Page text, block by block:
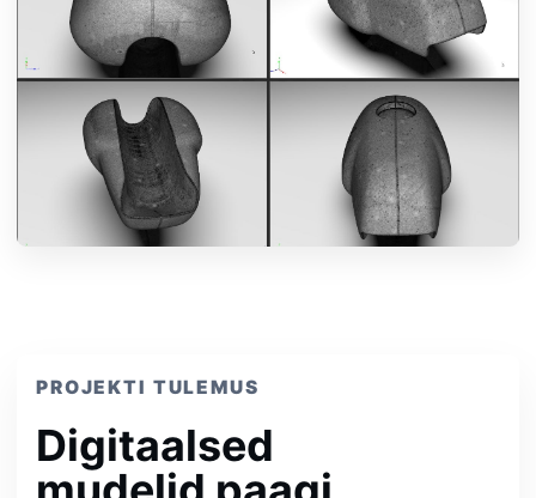
PROJEKTI TULEMUS
Digitaalsed